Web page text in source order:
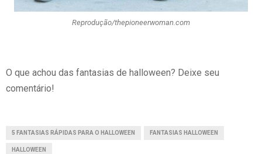
Reprodução/thepioneerwoman.com
O que achou das fantasias de halloween? Deixe seu
comentário!
5 FANTASIAS RÁPIDAS PARA O HALLOWEEN FANTASIAS HALLOWEEN
HALLOWEEN